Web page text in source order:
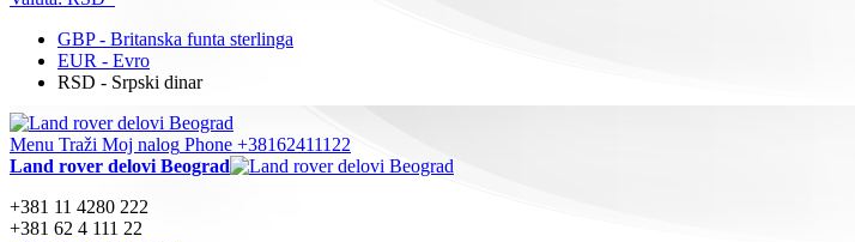
GBP - Britanska funta sterlinga
EUR - Evro
RSD - Srpski dinar
Menu Traži Moj nalog Phone +38162411122
Land rover delovi Beograd
+381 11 4280 222
+381 62 4 111 22